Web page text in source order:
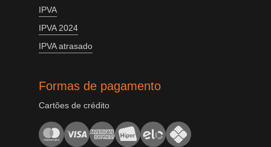
IPVA
IPVA 2024
IPVA atrasado
Formas de pagamento
Cartões de crédito